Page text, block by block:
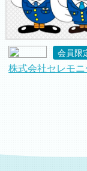
会員限
株式会社セレモニ